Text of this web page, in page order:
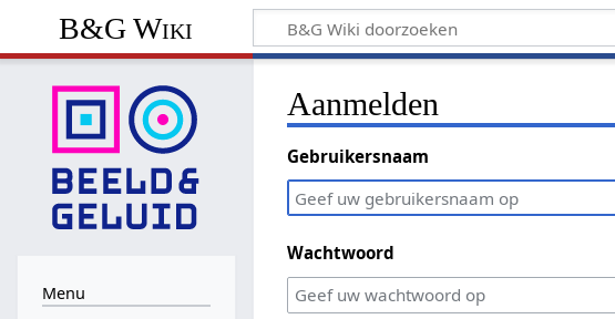
B&G Wiki
Aanmelden
Gebruikersnaam
Wachtwoord
Menu